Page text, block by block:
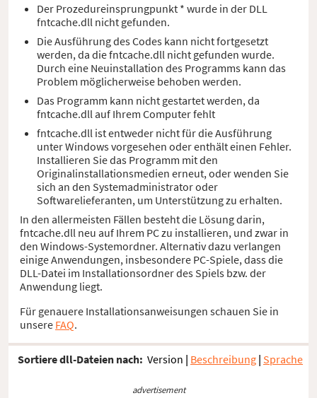
Der Prozedureinsprungpunkt * wurde in der DLL
fntcache.dll nicht gefunden.
Die Ausführung des Codes kann nicht fortgesetzt
werden, da die fntcache.dll nicht gefunden wurde.
Durch eine Neuinstallation des Programms kann das
Problem möglicherweise behoben werden.
Das Programm kann nicht gestartet werden, da
fntcache.dll auf Ihrem Computer fehlt
fntcache.dll ist entweder nicht für die Ausführung
unter Windows vorgesehen oder enthält einen Fehler.
Installieren Sie das Programm mit den
Originalinstallationsmedien erneut, oder wenden Sie
sich an den Systemadministrator oder
Softwarelieferanten, um Unterstützung zu erhalten.
In den allermeisten Fällen besteht die Lösung darin,
fntcache.dll neu auf Ihrem PC zu installieren, und zwar in
den Windows-Systemordner. Alternativ dazu verlangen
einige Anwendungen, insbesondere PC-Spiele, dass die
DLL-Datei im Installationsordner des Spiels bzw. der
Anwendung liegt.
Für genauere Installationsanweisungen schauen Sie in
unsere FAQ.
Sortiere dll-Dateien nach: Version | Beschreibung | Sprache
advertisement